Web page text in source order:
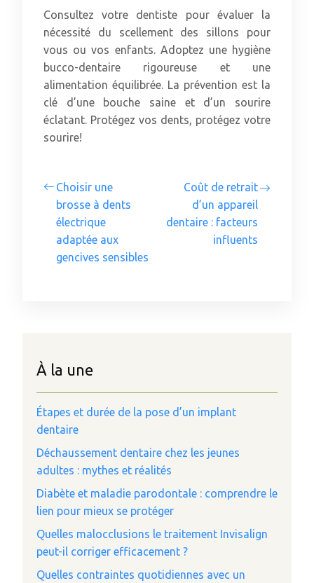
Consultez votre dentiste pour évaluer la
nécessité du scellement des sillons pour
vous ou vos enfants. Adoptez une hygiène
bucco-dentaire rigoureuse et une
alimentation équilibrée. La prévention est la
clé d’une bouche saine et d’un sourire
éclatant. Protégez vos dents, protégez votre
sourire!
Choisir une
brosse à dents
électrique
adaptée aux
gencives sensibles
Coût de retrait
d’un appareil
dentaire : facteurs
influents
À la une
Étapes et durée de la pose d’un implant
dentaire
Déchaussement dentaire chez les jeunes
adultes : mythes et réalités
Diabète et maladie parodontale : comprendre le
lien pour mieux se protéger
Quelles malocclusions le traitement Invisalign
peut-il corriger efficacement ?
Quelles contraintes quotidiennes avec un